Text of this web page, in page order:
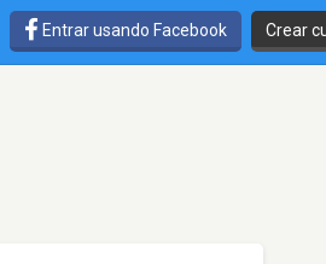
Entrar usando Facebook Crear